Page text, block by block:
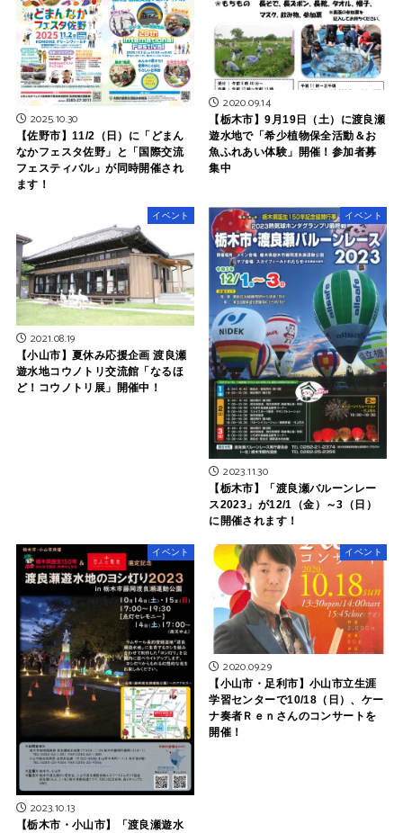
2025.10.30
【佐野市】11/2（日）に「どまん
なかフェスタ佐野」と「国際交流
フェスティバル」が同時開催され
ます！
2020.09.14
【栃木市】9月19日（土）に渡良瀬
遊水地で「希少植物保全活動＆お
魚ふれあい体験」開催！参加者募
集中
イベント
2021.08.19
【小山市】夏休み応援企画 渡良瀬
遊水地コウノトリ交流館「なるほ
ど！コウノトリ展」開催中！
イベント
2023.11.30
【栃木市】「渡良瀬バルーンレー
ス2023」が12/1（金）～3（日）
に開催されます！
イベント
2023.10.13
【栃木市・小山市】「渡良瀬遊水
イベント
2020.09.29
【小山市・足利市】小山市立生涯
学習センターで10/18（日）、ケー
ナ奏者Ｒｅｎさんのコンサートを
開催！